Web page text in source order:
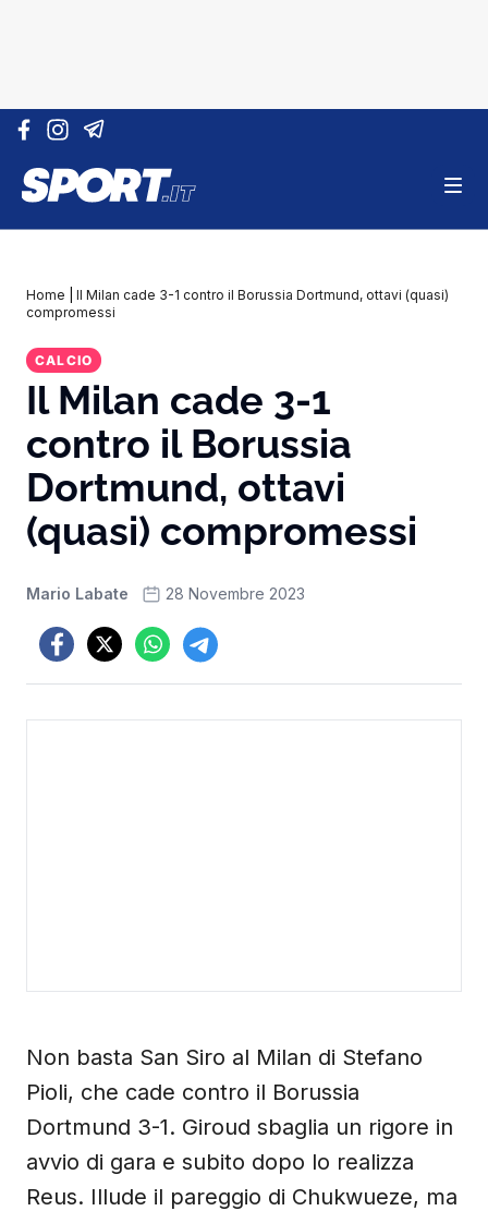
Vai al contenuto
Home
Il Milan cade 3-1 contro il Borussia Dortmund, ottavi (quasi)
compromessi
CALCIO
Il Milan cade 3-1
contro il Borussia
Dortmund, ottavi
(quasi) compromessi
Mario Labate 28 Novembre 2023
Non basta San Siro al Milan di Stefano
Pioli, che cade contro il Borussia
Dortmund 3-1. Giroud sbaglia un rigore in
avvio di gara e subito dopo lo realizza
Reus. Illude il pareggio di Chukwueze, ma